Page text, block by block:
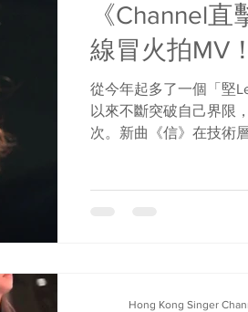
《Channel
線冒火拍MV！
從今年起多了一個「堅
以來不斷突破自己界限
次。新曲《信》在技術
Hong Kong Singer